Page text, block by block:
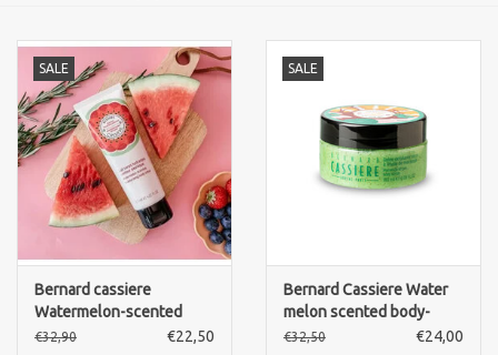
Blog
Merken
SALE
Bernard cassiere
Watermelon-scented
moisterizing body-lotion
€32,90 €22,50
SALE
Bernard Cassiere Water
melon scented body-
peeling
€32,50 €24,00